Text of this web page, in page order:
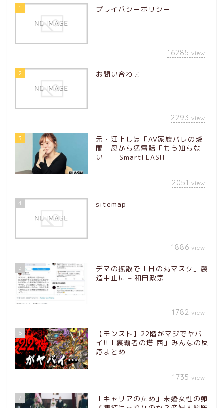
1 プライバシーポリシー
16285 view
2 お問い合わせ
2293 view
3
元・江上しほ「AV家族バレの瞬
間」母から猛電話「もう知らな
い」 – SmartFLASH
2051 view
4 sitemap
1886 view
5
デマの拡散で「日の丸マスク」製
造中止に – 和田政宗
1782 view
6
【モンスト】22階がマジでヤバ
イ!!「裏覇者の塔 西」みんなの反
応まとめ
1735 view
7
「キャリアのため」未婚女性の卵